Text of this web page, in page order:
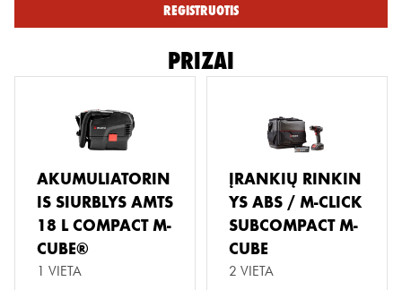
Registruotis
PRIZAI
AKUMULIATORIN
IS SIURBLYS AMTS
18 L COMPACT M-
CUBE®
1 VIETA
ĮRANKIŲ RINKIN
YS ABS / M-CLICK
SUBCOMPACT M-
CUBE
2 VIETA